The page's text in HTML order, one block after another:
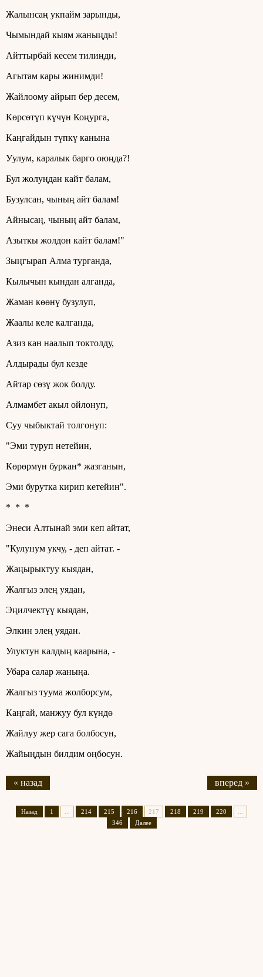
Жалынсаң укпайм зарынды,
Чымындай кыям жаныңды!
Айттырбай кесем тилиңди,
Агытам кары жинимди!
Жайлоому айрып бер десем,
Көрсөтүп күчүн Коңурга,
Каңгайдын түпкү канына
Уулум, каралык барго оюңда?!
Бул жолуңдан кайт балам,
Бузулсан, чының айт балам!
Айнысаң, чының айт балам,
Азыткы жолдон кайт балам!"
Зыңгырап Алма турганда,
Кылычын кындан алганда,
Жаман көөнү бузулуп,
Жаалы келе калганда,
Азиз кан наалып токтолду,
Алдырады бул кезде
Айтар сөзү жок болду.
Алмамбет акыл ойлонуп,
Суу чыбыктай толгонуп:
"Эми туруп нетейин,
Көрөрмүн буркан* жазганын,
Эми бурутка кирип кетейин".
* * *
Энеси Алтынай эми кеп айтат,
"Кулунум укчу, - деп айтат. -
Жаңырыктуу кыядан,
Жалгыз элең уядан,
Эңилчектүү кыядан,
Элкин элең уядан.
Улуктун калдың каарына, -
Убара салар жаныңа.
Жалгыз туума жолборсум,
Каңгай, манжуу бул күндө
Жайлуу жер сага болбосун,
Жайыңдын билдим оңбосун.
« назад вперед »
Назад 1 214 215 216 217 218 219 220
346
Далее